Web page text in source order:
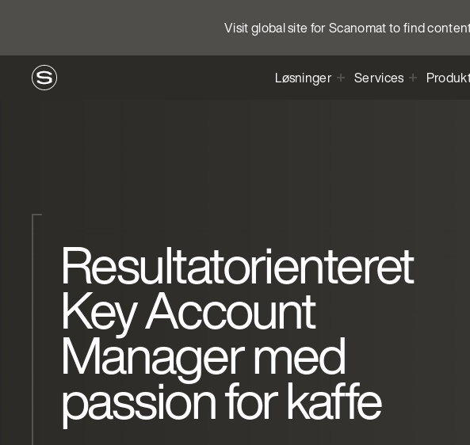
Visit global site for Scanomat to find
Løsninger Services
Resultatorienteret
Key Account
Manager med
passion for kaffe